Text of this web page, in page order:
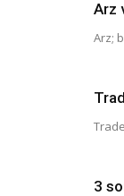
Arz
Arz;
3